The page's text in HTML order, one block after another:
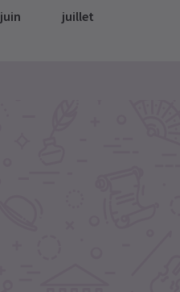
juin juillet